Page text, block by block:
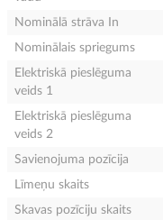
Nominālā strāva In
Nominālais spriegums
Elektriskā pieslēguma
veids 1
Elektriskā pieslēguma
veids 2
Savienojuma pozīcija
Līmeņu skaits
Skavas pozīciju skaits